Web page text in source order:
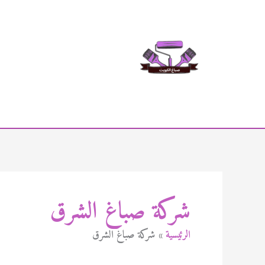
شركة صباغ الشرق
الرئيسية شركة صباغ الشرق